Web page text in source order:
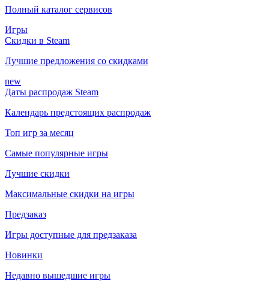
Полный каталог сервисов
Игры
Скидки в Steam
Лучшие предложения со скидками
new
Даты распродаж Steam
Календарь предстоящих распродаж
Топ игр за месяц
Самые популярные игры
Лучшие скидки
Максимальные скидки на игры
Предзаказ
Игры доступные для предзаказа
Новинки
Недавно вышедшие игры